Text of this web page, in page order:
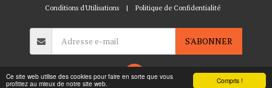
Compris !
Ce site web utilise des cookies pour faire en sorte que vous
profitiez au mieux de notre site web.
Conditions d'Utilisations| Politique de Confidentialité
S'ABONNER